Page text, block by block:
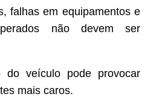
falhas em equipamentos e
não devem ser
do veículo pode provocar
mais caros.